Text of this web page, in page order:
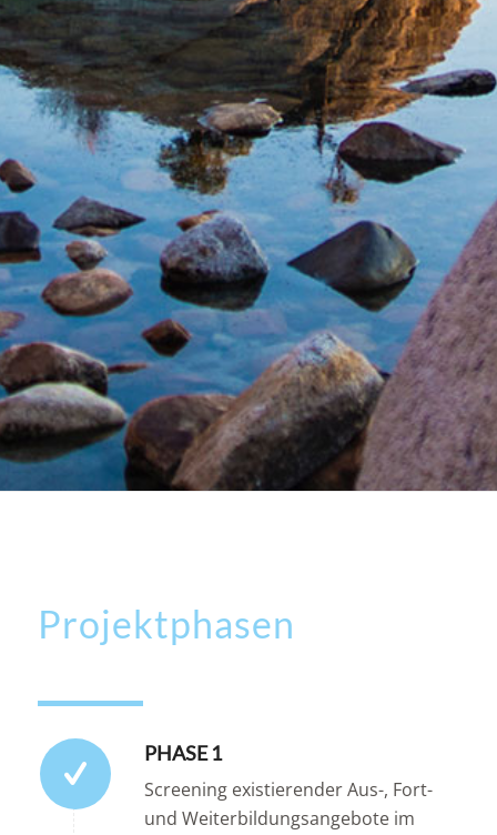
Projektphasen
PHASE 1
Screening existierender Aus-, Fort-
und Weiterbildungsangebote im